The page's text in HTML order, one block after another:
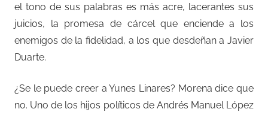
el tono de sus palabras es más acre, lacerantes sus
juicios, la promesa de cárcel que enciende a los
enemigos de la fidelidad, a los que desdeñan a Javier
Duarte.
¿Se le puede creer a Yunes Linares? Morena dice que
no. Uno de los hijos políticos de Andrés Manuel López